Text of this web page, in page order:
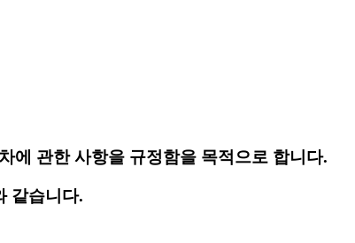
에 관한 사항을 규정함을 목적으로 합니다.
같습니다.